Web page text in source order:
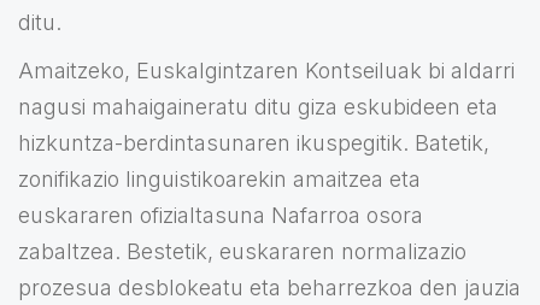
ditu.
Amaitzeko, Euskalgintzaren Kontseiluak bi aldarri
nagusi mahaigaineratu ditu giza eskubideen eta
hizkuntza-berdintasunaren ikuspegitik. Batetik,
zonifikazio linguistikoarekin amaitzea eta
euskararen ofizialtasuna Nafarroa osora
zabaltzea. Bestetik, euskararen normalizazio
prozesua desblokeatu eta beharrezkoa den jauzia